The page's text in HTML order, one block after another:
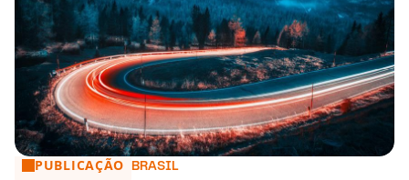
Como realizar uma Due Diligence eficaz: dicas para ir
PUBLICAÇÃO BRASIL